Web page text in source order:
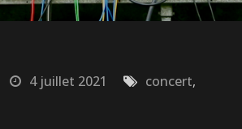
4 juillet 2021 concert,